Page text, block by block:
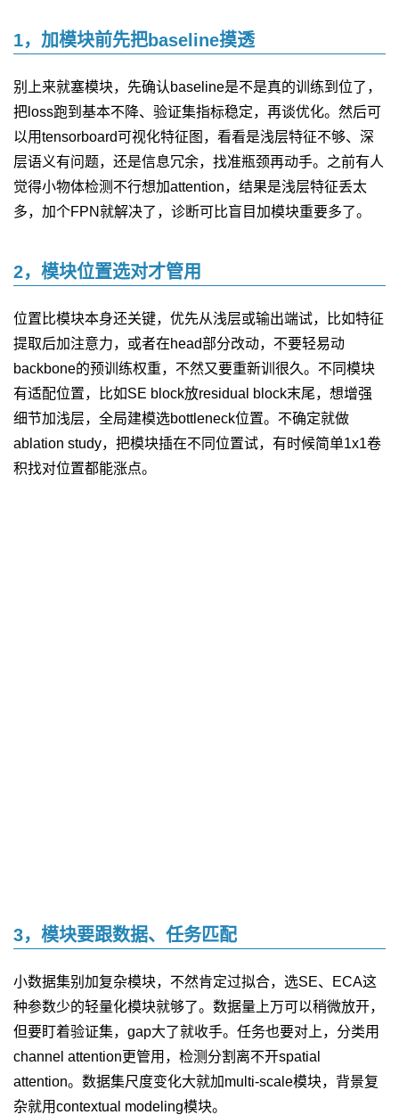
1，加模块前先把baseline摸透
别上来就塞模块，先确认baseline是不是真的训练到位了，
把loss跑到基本不降、验证集指标稳定，再谈优化。然后可
以用tensorboard可视化特征图，看看是浅层特征不够、深
层语义有问题，还是信息冗余，找准瓶颈再动手。之前有人
觉得小物体检测不行想加attention，结果是浅层特征丢太
多，加个FPN就解决了，诊断可比盲目加模块重要多了。
2，模块位置选对才管用
位置比模块本身还关键，优先从浅层或输出端试，比如特征
提取后加注意力，或者在head部分改动，不要轻易动
backbone的预训练权重，不然又要重新训很久。不同模块
有适配位置，比如SE block放residual block末尾，想增强
细节加浅层，全局建模选bottleneck位置。不确定就做
ablation study，把模块插在不同位置试，有时候简单1x1卷
积找对位置都能涨点。
3，模块要跟数据、任务匹配
小数据集别加复杂模块，不然肯定过拟合，选SE、ECA这
种参数少的轻量化模块就够了。数据量上万可以稍微放开，
但要盯着验证集，gap大了就收手。任务也要对上，分类用
channel attention更管用，检测分割离不开spatial
attention。数据集尺度变化大就加multi-scale模块，背景复
杂就用contextual modeling模块。